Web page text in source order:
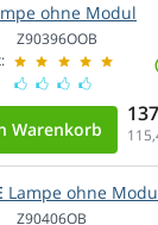
ohne Modul
Z90396OOB
Lampe ohne
Z90406OB